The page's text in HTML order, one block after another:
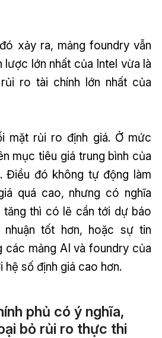
xảy ra, mảng foundry vẫn
lược lớn nhất của Intel vừa là
ro tài chính lớn nhất của
mặt rủi ro định giá. Ở mức
mục tiêu giá trung bình của
Điều đó không tự động làm
quá cao, nhưng có nghĩa
tăng thì có lẽ cần tới dự báo
tốt hơn, hoặc sự tin
các mảng AI và foundry của
hệ số định giá cao hơn.
phủ có ý nghĩa,
bỏ rủi ro thực thi